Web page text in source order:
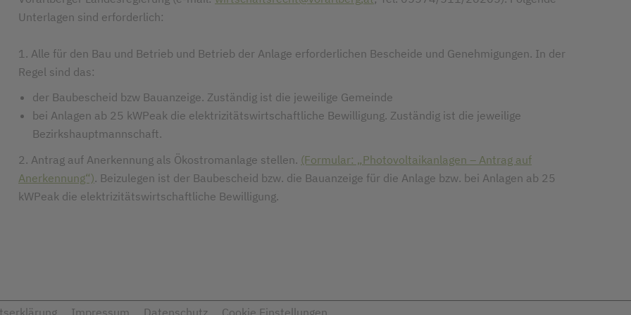
Unterlagen sind erforderlich:
1. Alle für den Bau und Betrieb und Betrieb der Anlage erforderlichen Bescheide und Genehmigungen. In der
Regel sind das:
der Baubescheid bzw Bauanzeige. Zuständig ist die jeweilige Gemeinde
bei Anlagen ab 25 kWPeak die elektrizitätswirtschaftliche Bewilligung. Zuständig ist die jeweilige
Bezirkshauptmannschaft.
2. Antrag auf Anerkennung als Ökostromanlage stellen. (Formular: „Photovoltaikanlagen – Antrag auf
Anerkennung“). Beizulegen ist der Baubescheid bzw. die Bauanzeige für die Anlage bzw. bei Anlagen ab 25
kWPeak die elektrizitätswirtschaftliche Bewilligung.
Impressum Datenschutz Cookie Einstellungen